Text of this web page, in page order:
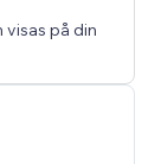
visas på din